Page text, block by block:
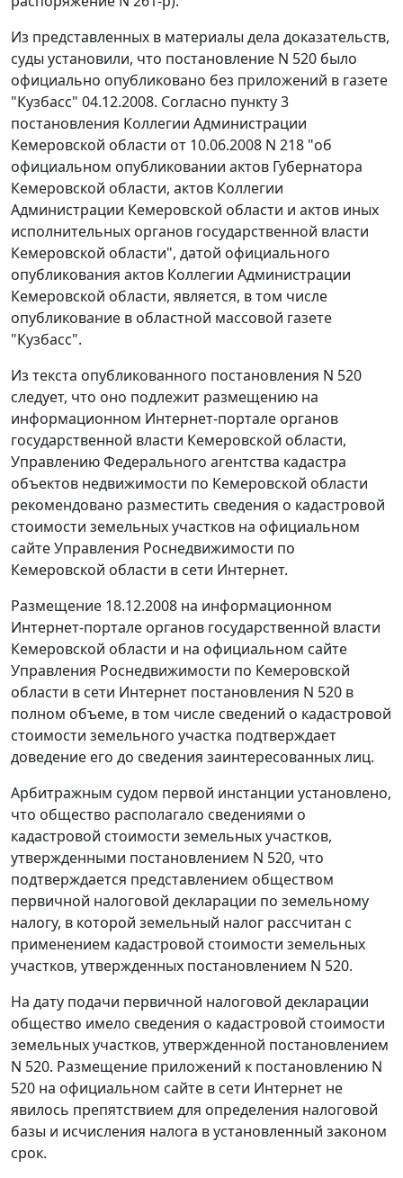
Из представленных в материалы дела доказательств,
суды установили, что постановление N 520 было
официально опубликовано без приложений в газете
"Кузбасс" 04.12.2008. Согласно пункту 3
постановления Коллегии Администрации
Кемеровской области от 10.06.2008 N 218 "об
официальном опубликовании актов Губернатора
Кемеровской области, актов Коллегии
Администрации Кемеровской области и актов иных
исполнительных органов государственной власти
Кемеровской области", датой официального
опубликования актов Коллегии Администрации
Кемеровской области, является, в том числе
опубликование в областной массовой газете
"Кузбасс".
Из текста опубликованного постановления N 520
следует, что оно подлежит размещению на
информационном Интернет-портале органов
государственной власти Кемеровской области,
Управлению Федерального агентства кадастра
объектов недвижимости по Кемеровской области
рекомендовано разместить сведения о кадастровой
стоимости земельных участков на официальном
сайте Управления Роснедвижимости по
Кемеровской области в сети Интернет.
Размещение 18.12.2008 на информационном
Интернет-портале органов государственной власти
Кемеровской области и на официальном сайте
Управления Роснедвижимости по Кемеровской
области в сети Интернет постановления N 520 в
полном объеме, в том числе сведений о кадастровой
стоимости земельного участка подтверждает
доведение его до сведения заинтересованных лиц.
Арбитражным судом первой инстанции установлено,
что общество располагало сведениями о
кадастровой стоимости земельных участков,
утвержденными постановлением N 520, что
подтверждается представлением обществом
первичной налоговой декларации по земельному
налогу, в которой земельный налог рассчитан с
применением кадастровой стоимости земельных
участков, утвержденных постановлением N 520.
На дату подачи первичной налоговой декларации
общество имело сведения о кадастровой стоимости
земельных участков, утвержденной постановлением
N 520. Размещение приложений к постановлению N
520 на официальном сайте в сети Интернет не
явилось препятствием для определения налоговой
базы и исчисления налога в установленный законом
срок.